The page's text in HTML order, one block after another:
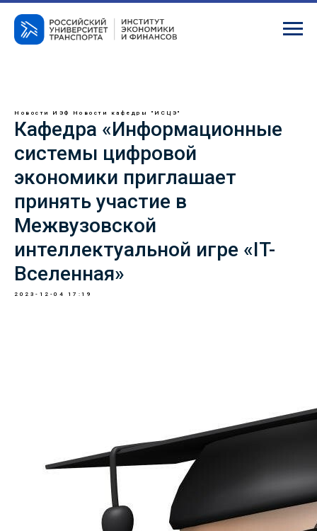
Новости ИЭФ Новости кафедры "ИСЦЭ"
Кафедра «Информационные
системы цифровой
экономики приглашает
принять участие в
Межвузовской
интеллектуальной игре «IT-
Вселенная»
2023-12-04 17:19